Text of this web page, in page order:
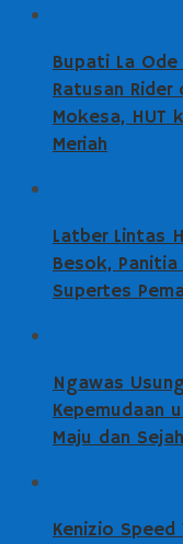
Bupati La Ode
Ratusan Rider
Mokesa, HUT
Meriah
Latber Lintas
Besok,
Supertes
Ngawas
Kepemudaan
Maju dan
Kenizio Speed